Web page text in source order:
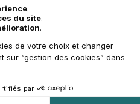
Données personnelles
Plan du site
FR | €